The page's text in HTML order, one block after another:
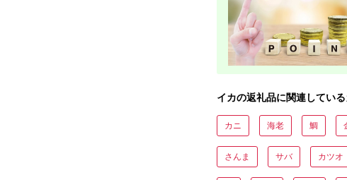
イカの返礼品に関連している
カニ 海老 鯛
さんま サバ カツオ